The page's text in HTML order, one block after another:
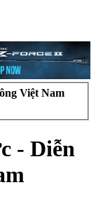
Việt Nam
- Diễn